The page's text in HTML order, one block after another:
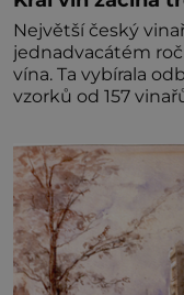
Největší český
jednadvacátém
vína. Ta vybírala